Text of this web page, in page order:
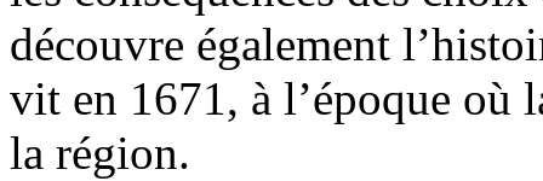
découvre également
vit en 1671, à l’époque où
la région.